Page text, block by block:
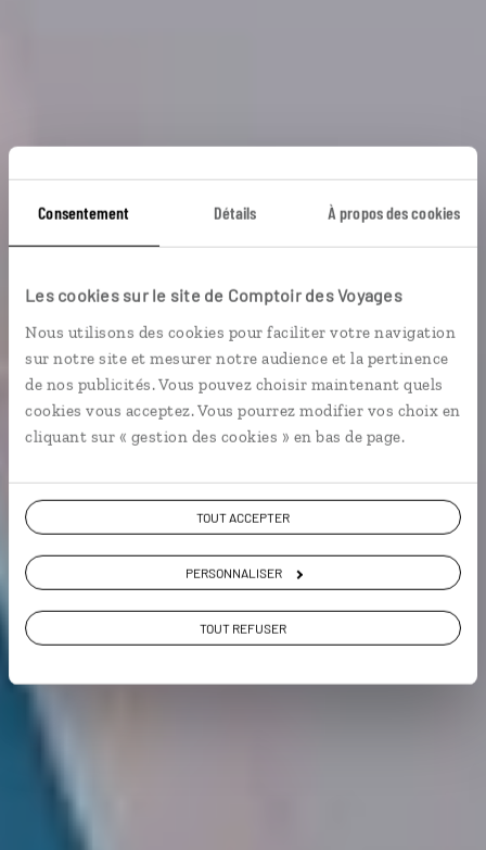
Consentement Détails À propos des cookies
Les cookies sur le site de Comptoir des Voyages
Nous utilisons des cookies pour faciliter votre navigation
sur notre site et mesurer notre audience et la pertinence
de nos publicités. Vous pouvez choisir maintenant quels
cookies vous acceptez. Vous pourrez modifier vos choix en
cliquant sur « gestion des cookies » en bas de page.
TOUT ACCEPTER
PERSONNALISER
TOUT REFUSER
Sous le soleil de
Mexico
Séjour combiné Mexico et Huatulco, sur la côte ouest.
City break
VOIR LA GALERIE PHOTOS